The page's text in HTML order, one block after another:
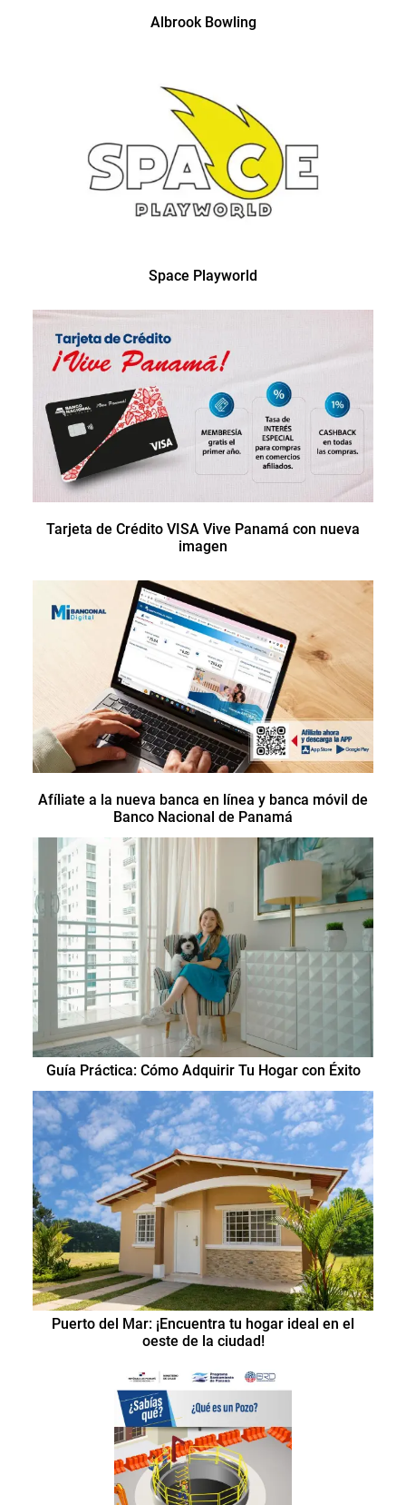
Albrook Bowling
Space Playworld
Tarjeta de Crédito VISA Vive Panamá con nueva
imagen
Afíliate a la nueva banca en línea y banca móvil de
Banco Nacional de Panamá
Guía Práctica: Cómo Adquirir Tu Hogar con Éxito
Puerto del Mar: ¡Encuentra tu hogar ideal en el
oeste de la ciudad!